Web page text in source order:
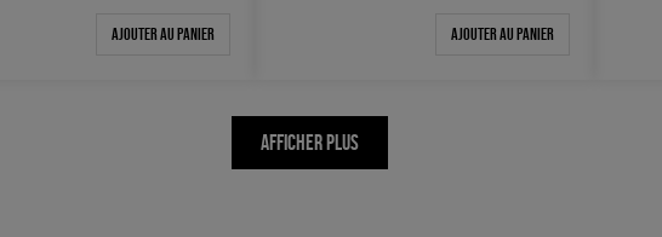
Ajouter au panier Ajouter au panier
AFFICHER PLUS